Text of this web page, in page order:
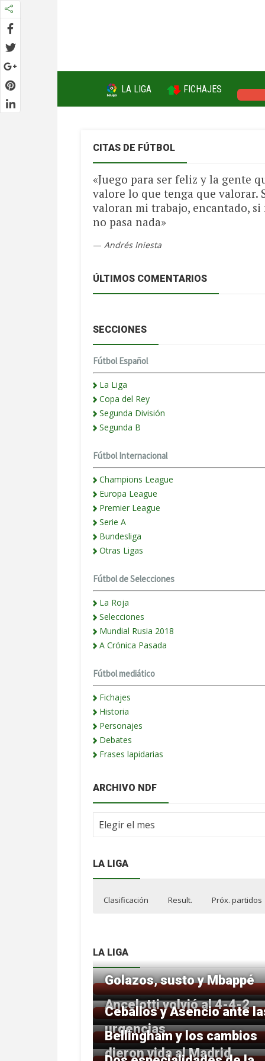
LA LIGA FICHAJES
CITAS DE FÚTBOL
«Juego para ser feliz y la gente
valore lo que tenga que valorar.
valoran mi trabajo, encantado, si
no pasa nada»
— Andrés Iniesta
ÚLTIMOS COMENTARIOS
SECCIONES
Fútbol Español
La Liga
Copa del Rey
Segunda División
Segunda B
Fútbol Internacional
Champions League
Europa League
Premier League
Serie A
Bundesliga
Otras Ligas
Fútbol de Selecciones
La Roja
Selecciones
Mundial Rusia 2018
A Crónica Pasada
Fútbol mediático
Fichajes
Historia
Personajes
Debates
Frases lapidarias
ARCHIVO NDF
Archivo
LA LIGA
Clasificación Result. Próx. partidos
LA LIGA
Golazos, susto y Mbappé
Ancelotti volvió al 4-4-2
Ceballos y Asencio ante
urgencias
Bellingham y los cambios
dieron vida al Madrid